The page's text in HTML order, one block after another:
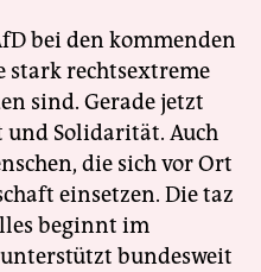
bei den kommenden
stark rechtsextreme
sind. Gerade jetzt
und Solidarität. Auch
die sich vor Ort
einsetzen. Die taz
beginnt im
bundesweit